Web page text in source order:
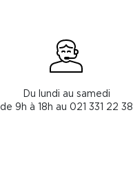
Du lundi au samedi
de 9h à 18h au 021 331 22 38